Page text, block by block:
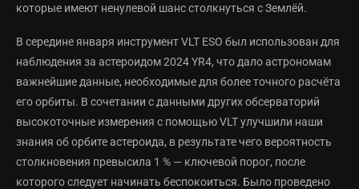
которые имеют ненулевой шанс столкнуться с Землёй.
В середине января инструмент VLT ESO был использован для
наблюдения за астероидом 2024 YR4, что дало астрономам
важнейшие данные, необходимые для более точного расчёта
его орбиты. В сочетании с данными других обсерваторий
высокоточные измерения с помощью VLT улучшили наши
знания об орбите астероида, в результате чего вероятность
столкновения превысила 1 % — ключевой порог, после
которого следует начинать беспокоиться. Было проведено